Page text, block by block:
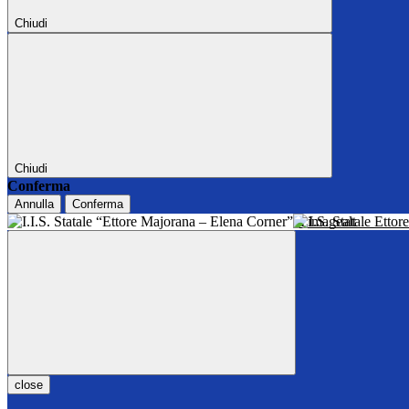
Chiudi
Chiudi
Conferma
Annulla Conferma
I.I.S. Statale
close